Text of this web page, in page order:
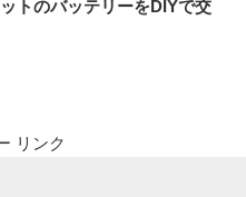
トのバッテリーをDIYで交
リンク